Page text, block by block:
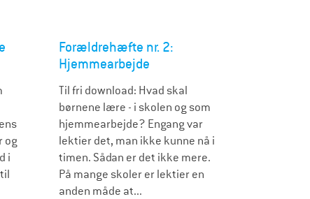
og
i
Forældrehæfte nr. 2:
Hjemmearbejde
Til fri download: Hvad skal
børnene lære - i skolen og som
hjemmearbejde? Engang var
lektier det, man ikke kunne nå i
timen. Sådan er det ikke mere.
På mange skoler er lektier en
anden måde at...